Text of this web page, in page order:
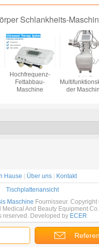
Schlankheits-
Hochfrequenz-
Fettabbau-
Maschine
8 in 1
der
Hause Über uns|
Kontakt
Tischplattenansicht
Maschine Fournisseur.
And Beauty Equipment
reserved. Developed by ECER